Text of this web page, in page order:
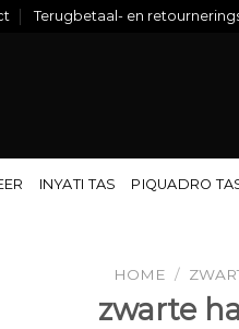
Terugbetaal- en
INYATI TAS PIQUADRO
HOME /
zwarte